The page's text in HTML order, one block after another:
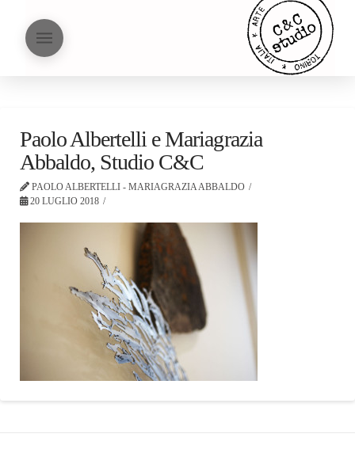
Paolo Albertelli e Mariagrazia
Abbaldo, Studio C&C
PAOLO ALBERTELLI - MARIAGRAZIA ABBALDO
20 LUGLIO 2018